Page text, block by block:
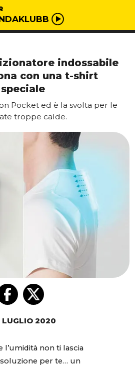
indossabile
con una t-shirt
speciale
Pocket ed è la svolta per le
troppe calde.
LUGLIO 2020
l’umidità non ti lascia
per te… un